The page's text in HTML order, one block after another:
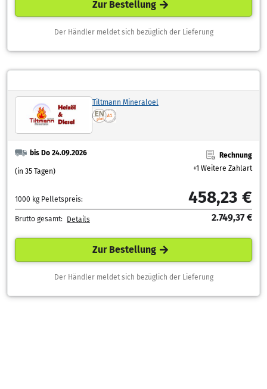
Zur Bestellung
Der Händler meldet sich bezüglich der Lieferung
Tiltmann Mineraloel
bis Do 24.09.2026
(in 35 Tagen)
Rechnung
+1 Weitere Zahlart
1000 kg Pelletspreis: 458,23 €
Brutto gesamt: Details 2.749,37 €
Zur Bestellung
Der Händler meldet sich bezüglich der Lieferung